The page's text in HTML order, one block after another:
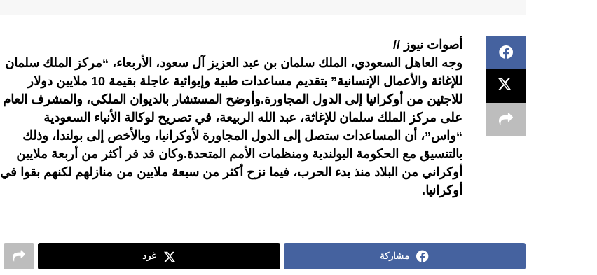
أصوات نيوز //
وجه العاهل السعودي، الملك سلمان بن عبد العزيز آل سعود، الأربعاء، “مركز الملك سلمان
للإغاثة والأعمال الإنسانية” بتقديم مساعدات طبية وإيوائية عاجلة بقيمة 10 ملايين دولار
للاجئين من أوكرانيا إلى الدول المجاورة.وأوضح المستشار بالديوان الملكي، والمشرف العام
على مركز الملك سلمان للإغاثة، عبد الله الربيعة، في تصريح لوكالة الأنباء السعودية
“واس”، أن المساعدات ستصل إلى الدول المجاورة لأوكرانيا، وبالأخص إلى بولندا، وذلك
بالتنسيق مع الحكومة البولندية ومنظمات الأمم المتحدة.وكان قد فر أكثر من أربعة ملايين
أوكراني من البلاد منذ بدء الحرب، فيما نزح أكثر من سبعة ملايين من منازلهم لكنهم بقوا في
أوكرانيا.
مشاركة غرد